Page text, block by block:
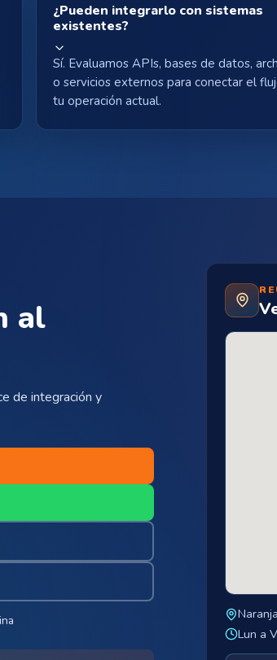
¿Pueden integrarlo con sistemas
existentes?
Sí. Evaluamos APIs, bases de datos,
o servicios externos para conectar el
tu operación actual.
al
de integración y
Lun a